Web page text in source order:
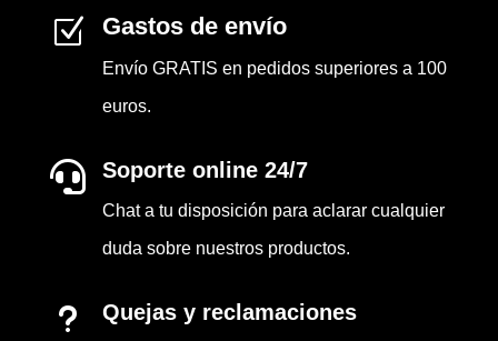
Z Gastos de envío
Envío GRATIS en pedidos superiores a 100
euros.
 Soporte online 24/7
Chat a tu disposición para aclarar cualquier
duda sobre nuestros productos.
u Quejas y reclamaciones